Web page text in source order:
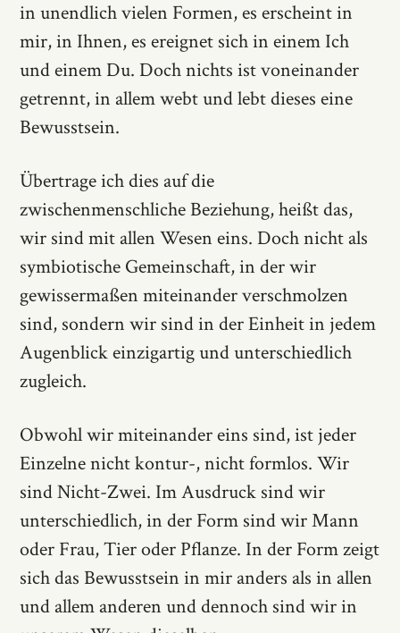
in unendlich vielen Formen, es erscheint in
mir, in Ihnen, es ereignet sich in einem Ich
und einem Du. Doch nichts ist voneinander
getrennt, in allem webt und lebt dieses eine
Bewusstsein.
Übertrage ich dies auf die
zwischenmenschliche Beziehung, heißt das,
wir sind mit allen Wesen eins. Doch nicht als
symbiotische Gemeinschaft, in der wir
gewissermaßen miteinander verschmolzen
sind, sondern wir sind in der Einheit in jedem
Augenblick einzigartig und unterschiedlich
zugleich.
Obwohl wir miteinander eins sind, ist jeder
Einzelne nicht kontur-, nicht formlos. Wir
sind Nicht-Zwei. Im Ausdruck sind wir
unterschiedlich, in der Form sind wir Mann
oder Frau, Tier oder Pflanze. In der Form zeigt
sich das Bewusstsein in mir anders als in allen
und allem anderen und dennoch sind wir in